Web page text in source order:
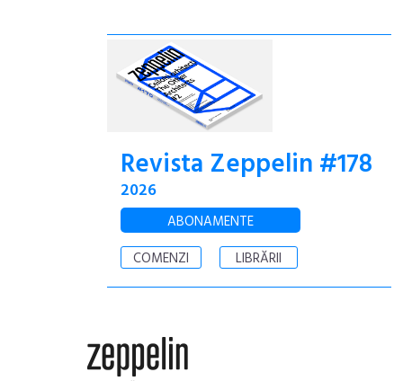
Revista Zeppelin #178
2026
ABONAMENTE
COMENZI
LIBRĂRII